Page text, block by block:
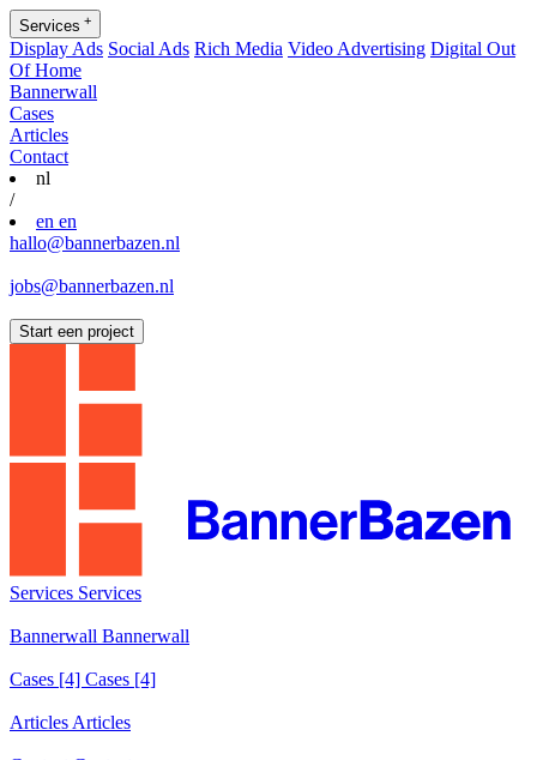
Services +
Display Ads Social Ads Rich Media Video Advertising Digital Out
Of Home
Bannerwall
Cases
Articles
Contact
nl
/
en en
hallo@bannerbazen.nl
jobs@bannerbazen.nl
Start een project
Services Services
Bannerwall Bannerwall
Cases [4] Cases [4]
Articles Articles